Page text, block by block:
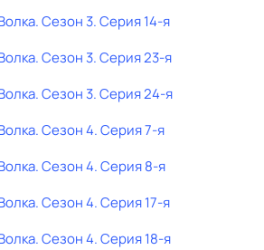
. Сезон 3. Серия 14-я
. Сезон 3. Серия 23-я
. Сезон 3. Серия 24-я
. Сезон 4. Серия 7-я
. Сезон 4. Серия 8-я
. Сезон 4. Серия 17-я
. Сезон 4. Серия 18-я